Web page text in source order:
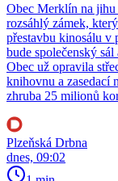
Obec Merklín na jihu
rozsáhlý zámek,
přestavbu kinosálu v
bude společenský
Obec už opravila
knihovnu a zasedací
zhruba 25 milionů
Plzeňská Drbna
dnes, 09:02